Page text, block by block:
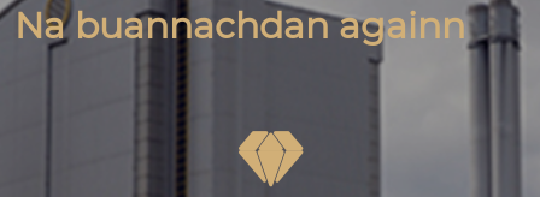
Na buannachdan againn
